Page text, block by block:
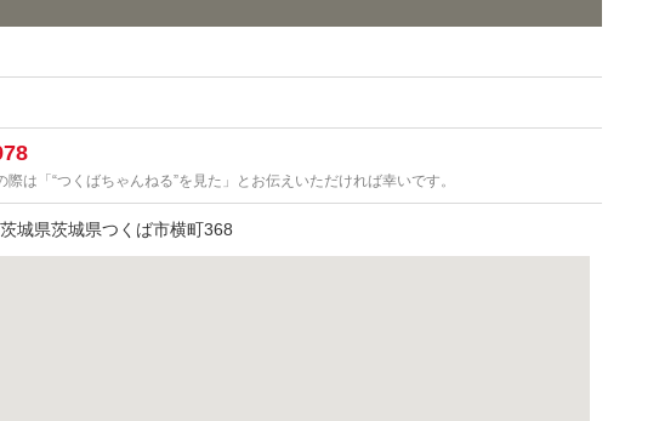
際は「“つくばちゃんねる”を見た」とお伝えいただければ幸いです。
城県茨城県つくば市横町368